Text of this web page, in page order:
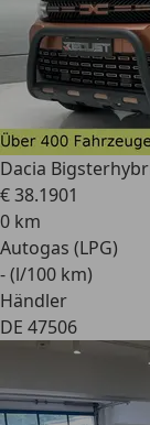
Dacia Bigster
€ 38.1901
0 km
Autogas (LPG)
- (l/100 km)
Händler
DE 47506